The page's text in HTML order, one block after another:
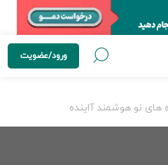
ورود/عضویت
های نو هوشمند آاینده